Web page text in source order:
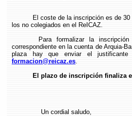
El coste de la inscripción es de
los no colegiados en el ReICAZ.
Para formalizar la
correspondiente en la cuenta de Arquia-
plaza hay que enviar el
formacion@reicaz.es.
El plazo de inscripción finaliza
Un cordial saludo,